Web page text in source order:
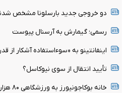
دو خروجی جدید بارسلونا مشخص
رسمی؛ گیمارش به آرسنال پیوست
اینفانتینو به «سوءاستفاده آشکار از
تأیید انتقال از سوی نیوکاسل؟
خانه بوکاجونیورز به ورزشگاهی ۸۰ هزار نفری تبدیل می‌شود